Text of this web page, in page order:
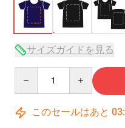
サイズガイドを見る
このセールはあと 03: